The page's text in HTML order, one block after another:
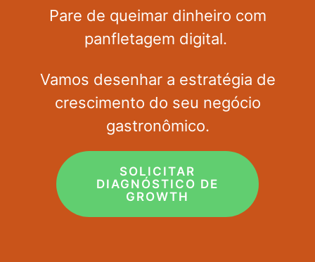
Pare de queimar dinheiro com
panfletagem digital.
Vamos desenhar a estratégia de
crescimento do seu negócio
gastronômico.
SOLICITAR
DIAGNÓSTICO DE
GROWTH